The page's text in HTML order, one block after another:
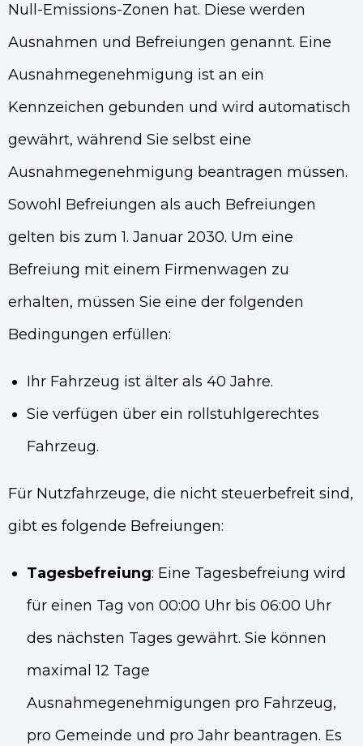
Null-Emissions-Zonen hat. Diese werden
Ausnahmen und Befreiungen genannt. Eine
Ausnahmegenehmigung ist an ein
Kennzeichen gebunden und wird automatisch
gewährt, während Sie selbst eine
Ausnahmegenehmigung beantragen müssen.
Sowohl Befreiungen als auch Befreiungen
gelten bis zum 1. Januar 2030. Um eine
Befreiung mit einem Firmenwagen zu
erhalten, müssen Sie eine der folgenden
Bedingungen erfüllen:
Ihr Fahrzeug ist älter als 40 Jahre.
Sie verfügen über ein rollstuhlgerechtes
Fahrzeug.
Für Nutzfahrzeuge, die nicht steuerbefreit sind,
gibt es folgende Befreiungen:
Tagesbefreiung: Eine Tagesbefreiung wird
für einen Tag von 00:00 Uhr bis 06:00 Uhr
des nächsten Tages gewährt. Sie können
maximal 12 Tage
Ausnahmegenehmigungen pro Fahrzeug,
pro Gemeinde und pro Jahr beantragen. Es